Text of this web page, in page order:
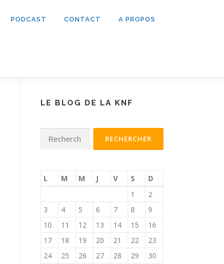
PODCAST CONTACT A PROPOS
LE BLOG DE LA KNF
L M M J V S
D
1
2
3
4 5 6 7 8
9
10
11 12 13 14 15
16
17
18 19 20 21 22
23
24
25 26 27 28 29
30